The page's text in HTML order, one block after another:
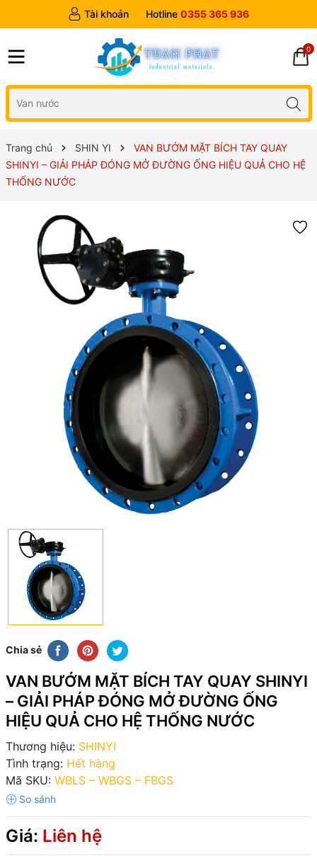
Tài khoản Hotline 0355 365 936
0
Trang chủ SHIN YI
VAN BƯỚM MẶT BÍCH TAY QUAY
SHINYI – GIẢI PHÁP ĐÓNG MỞ ĐƯỜNG ỐNG HIỆU QUẢ CHO HỆ
THỐNG NƯỚC
Chia sẻ
VAN BƯỚM MẶT BÍCH TAY QUAY SHINYI
– GIẢI PHÁP ĐÓNG MỞ ĐƯỜNG ỐNG
HIỆU QUẢ CHO HỆ THỐNG NƯỚC
Thương hiệu: SHINYI
Tình trạng: Hết hàng
Mã SKU: WBLS – WBGS – FBGS
Giá: Liên hệ